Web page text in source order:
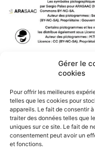
Gérer le
cookies
Pour offrir les meilleures
telles que les cookies pour
appareils. Le fait de consentir
traiter des données telles que
uniques sur ce site. Le fait de
consentement peut avoir un
et fonctions.
e
b
o
o
k
W
h
t
s
A
p
p